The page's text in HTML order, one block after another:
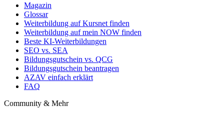
Magazin
Glossar
Weiterbildung auf Kursnet finden
Weiterbildung auf mein NOW finden
Beste KI-Weiterbildungen
SEO vs. SEA
Bildungsgutschein vs. QCG
Bildungsgutschein beantragen
AZAV einfach erklärt
FAQ
Community & Mehr